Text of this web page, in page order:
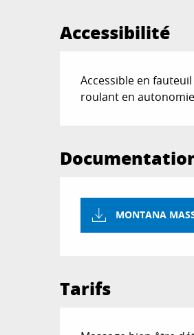
Accessibilité
Accessible en fauteuil
roulant en autonomie
MONTANA
Tarifs